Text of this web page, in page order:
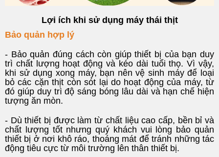
Lợi ích khi sử dụng máy thái thịt
Bảo quản hợp lý
- Bảo quản đúng cách còn giúp thiết bị của bạn duy
trì chất lượng hoạt động và kéo dài tuổi thọ. Vì vậy,
khi sử dụng xong máy, bạn nên vệ sinh máy để loại
bỏ các cặn thịt còn sót lại do hoạt động của máy, từ
đó giúp duy trì độ sáng bóng lâu dài và hạn chế hiện
tượng ăn mòn.
- Dù thiết bị được làm từ chất liệu cao cấp, bền bỉ và
chất lượng tốt nhưng quý khách vui lòng bảo quản
thiết bị ở nơi khô ráo, thoáng mát để tránh những tác
động tiêu cực từ môi trường lên thân thiết bị.